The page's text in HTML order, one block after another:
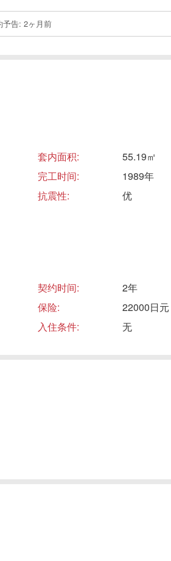
予告: 2ヶ月前
套内面积:
55.19㎡
完工时间:
1989年
抗震性:
优
契约时间:
2年
保险:
22000日元
入住条件:
无